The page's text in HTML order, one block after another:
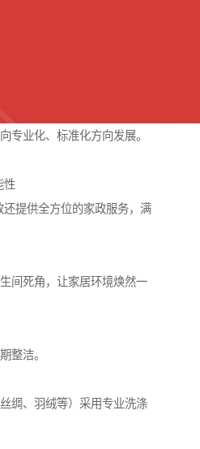
专业化、标准化方向发展。
性
还提供全方位的家政服务，满
间死角，让家居环境焕然一
整洁。
绸、羽绒等）采用专业洗涤